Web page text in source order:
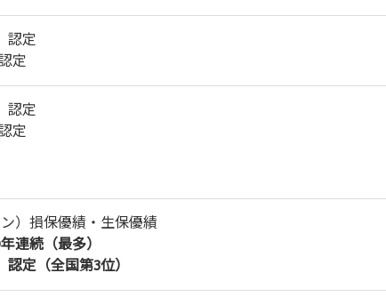
認定
定
認定
定
）損保優績・生保優績
連続（最多）
認定（全国第3位）